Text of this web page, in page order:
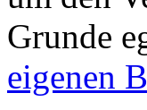
Grunde
eigenen